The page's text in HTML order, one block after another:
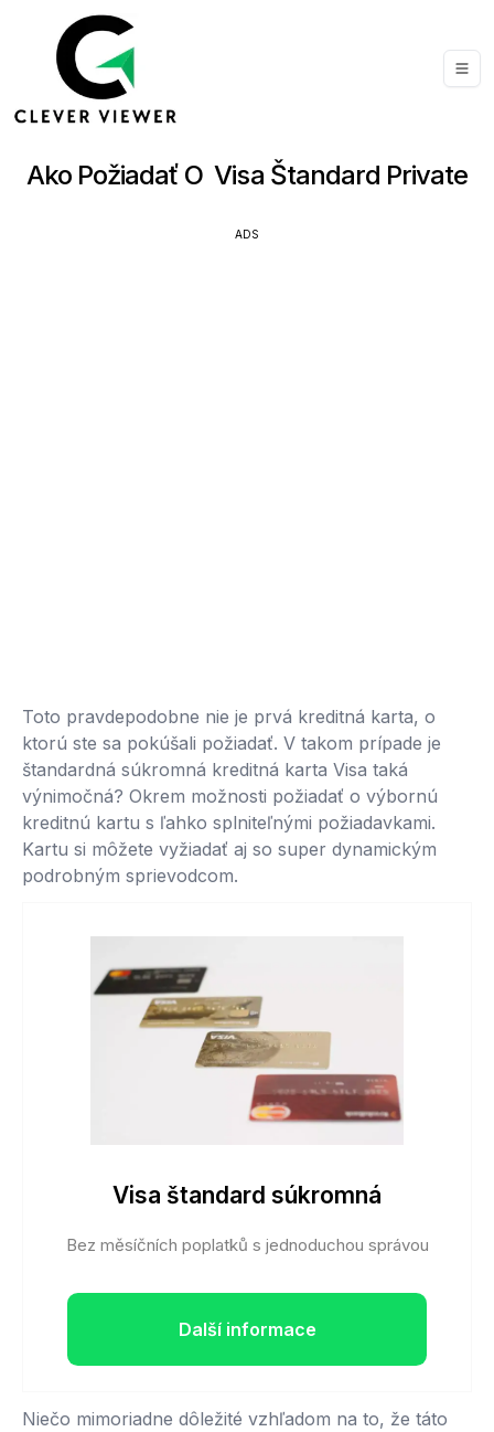
Ako Požiadať O Visa Štandard Private
ADS
Toto pravdepodobne nie je prvá kreditná karta, o
ktorú ste sa pokúšali požiadať. V takom prípade je
štandardná súkromná kreditná karta Visa taká
výnimočná? Okrem možnosti požiadať o výbornú
kreditnú kartu s ľahko splniteľnými požiadavkami.
Kartu si môžete vyžiadať aj so super dynamickým
podrobným sprievodcom.
Visa štandard súkromná
Bez měsíčních poplatků s jednoduchou správou
Další informace
Niečo mimoriadne dôležité vzhľadom na to, že táto